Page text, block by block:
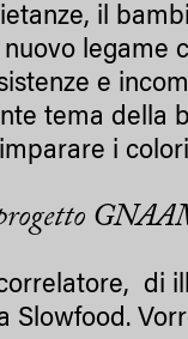
il
e
tema della
i
di
Slowfood.